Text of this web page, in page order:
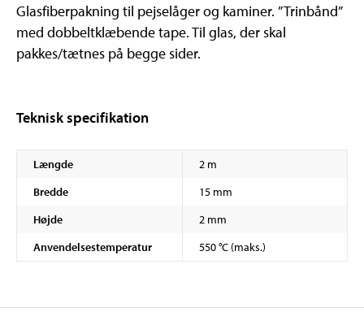
Glasfiberpakning til pejselåger og kaminer. ”Trinbånd”
med dobbeltklæbende tape. Til glas, der skal
pakkes/tætnes på begge sider.
Teknisk specifikation
Længde
2 m
Bredde
15 mm
Højde
2 mm
Anvendelsestemperatur
550 °C (maks.)